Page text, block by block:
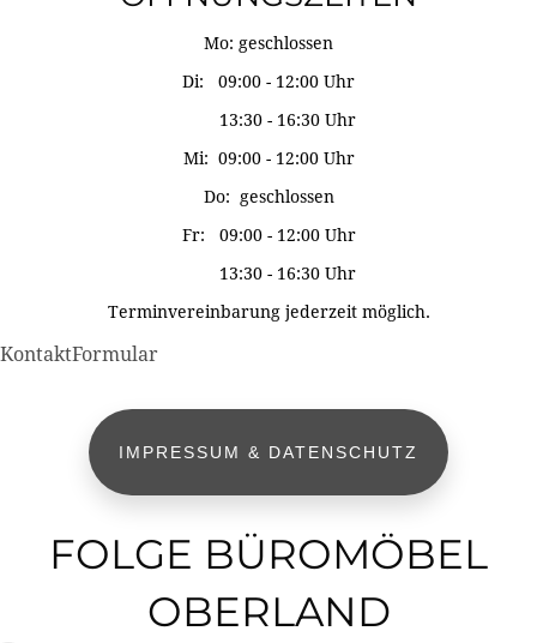
Mo: geschlossen
Di: 09:00 - 12:00 Uhr
13:30 - 16:30 Uhr
Mi: 09:00 - 12:00 Uhr
Do: geschlossen
Fr: 09:00 - 12:00 Uhr
13:30 - 16:30 Uhr
Terminvereinbarung jederzeit möglich.
KontaktFormular
IMPRESSUM & DATENSCHUTZ
FOLGE BÜROMÖBEL
OBERLAND